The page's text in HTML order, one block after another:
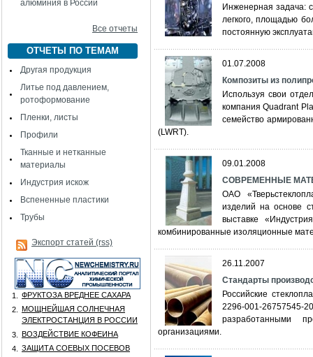
алюминия в России
Все отчеты
ОТЧЕТЫ ПО ТЕМАМ
Другая продукция
Литье под давлением,
ротоформование
Пленки, листы
Профили
Тканные и нетканные
материалы
Индустрия искож
Вспененные пластики
Трубы
Экспорт статей (rss)
1.
ФРУКТОЗА ВРЕДНЕЕ САХАРА
2.
МОЩНЕЙШАЯ СОЛНЕЧНАЯ
ЭЛЕКТРОСТАНЦИЯ В РОССИИ
3.
ВОЗДЕЙСТВИЕ КОФЕИНА
4.
ЗАЩИТА СОЕВЫХ ПОСЕВОВ
Инженерная задача:
легкого, площадью
постоянную
01.07.2008
Композиты из
Используя свои
компания Quadrant
семейство
(LWRT).
09.01.2008
СОВРЕМЕННЫЕ
ОАО
изделий на основе
выставке
комбинированные изоляционные
26.11.2007
Стандарты
Российские
2296-001-
разработанными
организациями.